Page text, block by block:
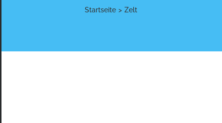
Startseite > Zelt